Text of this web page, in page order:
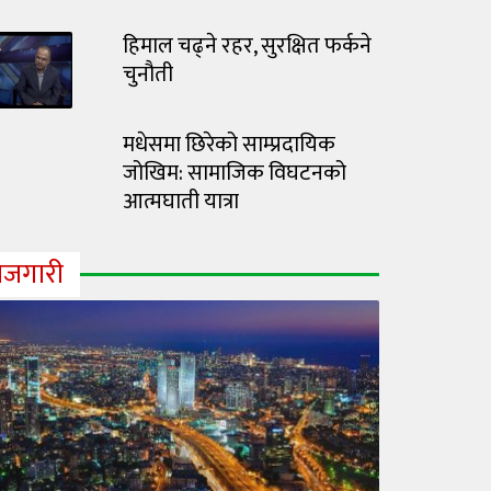
हिमाल चढ्ने रहर, सुरक्षित फर्कने
चुनौती
मधेसमा छिरेको साम्प्रदायिक
जोखिम: सामाजिक विघटनको
आत्मघाती यात्रा